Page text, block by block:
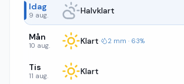
Idag
9 aug. Halvklart
Mån
10 aug. Klart· 2 mm · 63%
Tis
11 aug. Klart